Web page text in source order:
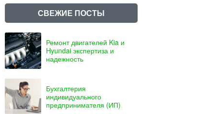
СВЕЖИЕ ПОСТЫ
Ремонт двигателей Kia и
Hyundai экспертиза и
надежность
Бухгалтерия
индивидуального
предпринимателя (ИП)